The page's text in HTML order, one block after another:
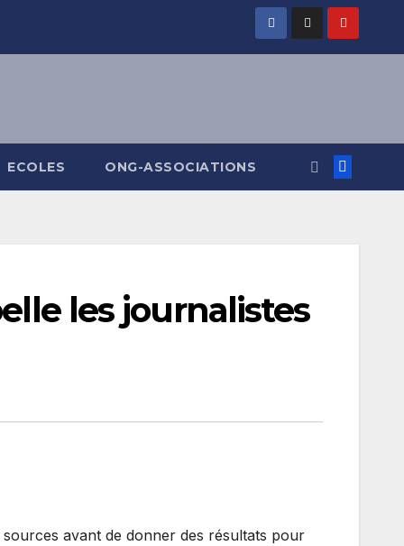
ECOLES ONG-ASSOCIATIONS
les journalistes
avant de donner des résultats pour